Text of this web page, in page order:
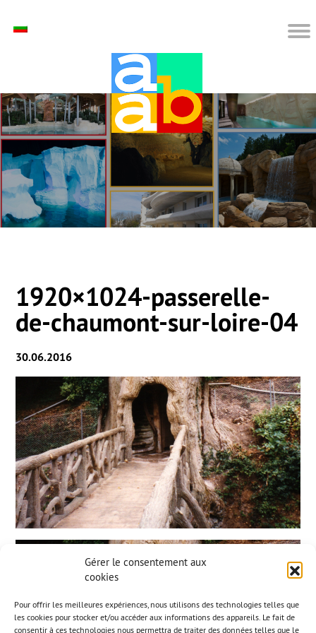
Gérer le consentement aux
cookies
Pour offrir les meilleures expériences, nous utilisons des technologies telles que
les cookies pour stocker et/ou accéder aux informations des appareils. Le fait de
consentir à ces technologies nous permettra de traiter des données telles que le
1920×1024-passerelle-
de-chaumont-sur-loire-04
30.06.2016